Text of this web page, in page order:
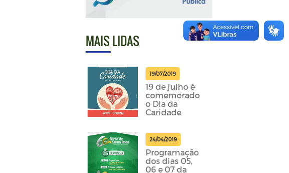
MAIS LIDAS
19/07/2019
19 de julho é
comemorado
o Dia da
Caridade
24/04/2019
Programação
dos dias 05,
06 e 07 da